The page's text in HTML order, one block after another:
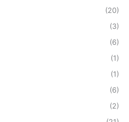
(20)
(3)
(6)
(1)
(1)
(6)
(2)